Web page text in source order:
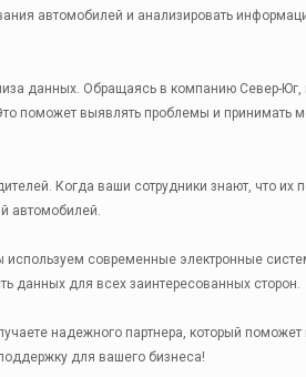
автомобилей и анализировать
данных. Обращаясь в компанию Север-
поможет выявлять проблемы и принимать
Когда ваши сотрудники знают, что их
автомобилей.
современные электронные
данных для всех заинтересованных сторон.
надежного партнера, который поможет
для вашего бизнеса!